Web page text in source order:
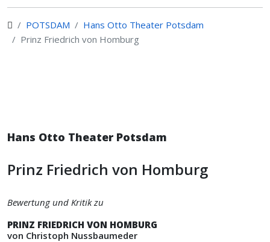
POTSDAM
Hans Otto Theater Potsdam
Prinz Friedrich von Homburg
Hans Otto Theater Potsdam
Prinz Friedrich von Homburg
Bewertung und Kritik zu
PRINZ FRIEDRICH VON HOMBURG
von Christoph Nussbaumeder